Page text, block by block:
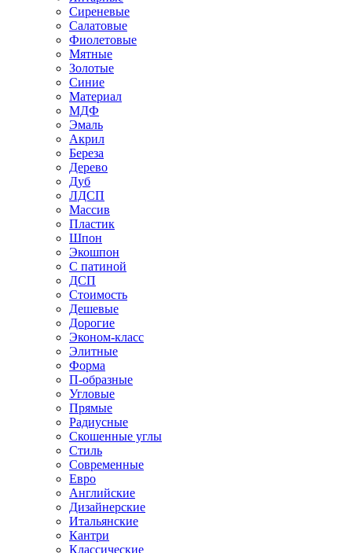
Сиреневые
Салатовые
Фиолетовые
Мятные
Золотые
Синие
Материал
МДФ
Эмаль
Акрил
Береза
Дерево
Дуб
ЛДСП
Массив
Пластик
Шпон
Экошпон
С патиной
ДСП
Стоимость
Дешевые
Дорогие
Эконом-класс
Элитные
Форма
П-образные
Угловые
Прямые
Радиусные
Скошенные углы
Стиль
Современные
Евро
Английские
Дизайнерские
Итальянские
Кантри
Классические